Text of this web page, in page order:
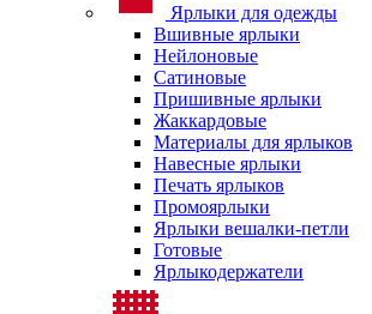
Ярлыки для одежды
Вшивные ярлыки
Нейлоновые
Сатиновые
Пришивные ярлыки
Жаккардовые
Материалы для ярлыков
Навесные ярлыки
Печать ярлыков
Промоярлыки
Ярлыки вешалки-петли
Готовые
Ярлыкодержатели